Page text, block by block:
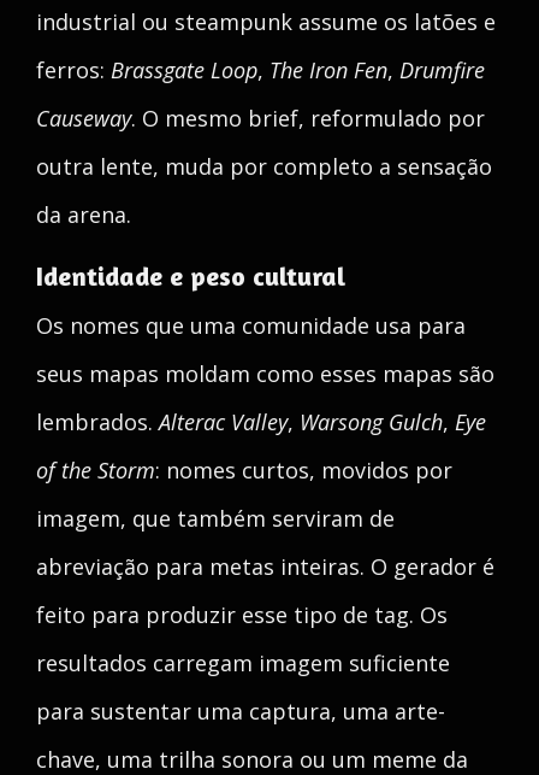
industrial ou steampunk assume os latões e
ferros: Brassgate Loop, The Iron Fen, Drumfire
Causeway. O mesmo brief, reformulado por
outra lente, muda por completo a sensação
da arena.
Identidade e peso cultural
Os nomes que uma comunidade usa para
seus mapas moldam como esses mapas são
lembrados.Alterac Valley, Warsong Gulch, Eye
of the Storm: nomes curtos, movidos por
imagem, que também serviram de
abreviação para metas inteiras. O gerador é
feito para produzir esse tipo de tag. Os
resultados carregam imagem suficiente
para sustentar uma captura, uma arte-
chave, uma trilha sonora ou um meme da